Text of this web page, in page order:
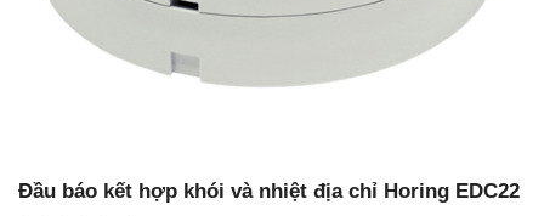
Đầu báo kết hợp khói và nhiệt địa chỉ Horing EDC22